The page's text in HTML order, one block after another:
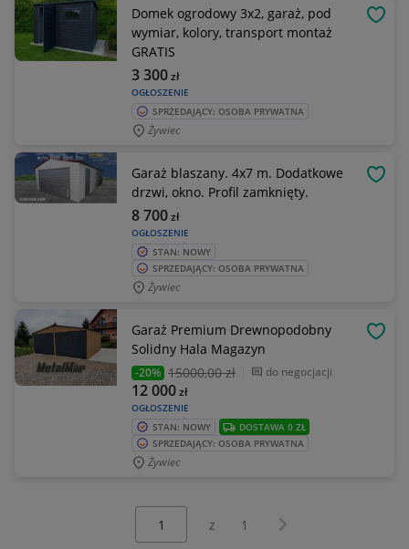
Domek ogrodowy 3x2, garaż, pod
wymiar, kolory, transport montaż
GRATIS
OGŁOSZENIE
3 300zł
SPRZEDAJĄCY: OSOBA PRYWATNA
Żywiec
Garaż blaszany. 4x7 m. Dodatkowe
drzwi, okno. Profil zamknięty.
OGŁOSZENIE
8 700zł
STAN: NOWY
SPRZEDAJĄCY: OSOBA PRYWATNA
Żywiec
Garaż Premium Drewnopodobny
Solidny Hala Magazyn
-20% 15000,00 zł do negocjacji
OGŁOSZENIE
12 000zł
STAN: NOWY
DOSTAWA 0 ZŁ
SPRZEDAJĄCY: OSOBA PRYWATNA
Żywiec
z 1 Następna strona